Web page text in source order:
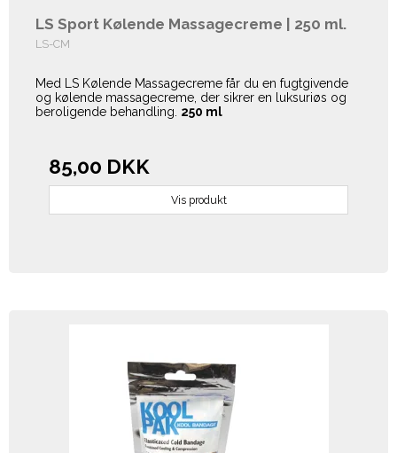
LS Sport Kølende Massagecreme | 250 ml.
LS-CM
Med LS Kølende Massagecreme får du en fugtgivende
og kølende massagecreme, der sikrer en luksuriøs og
beroligende behandling. 250 ml
85,00 DKK
Vis produkt